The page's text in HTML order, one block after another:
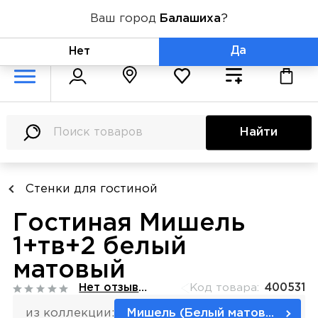
+7 (800) 775-71-06
Найти
Стенки для гостиной
Гостиная Мишель
1+тв+2 белый
матовый
Код товара: 400531
Нет отзывов
из коллекции: Мишель (Белый матовый)
Ваш город Балашиха?
Нет Да